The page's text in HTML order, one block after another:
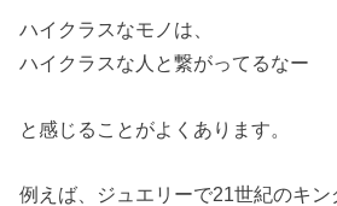
ハイクラスなモノは、
ハイクラスな人と繋がってるなー
と感じることがよくあります。
例えば、ジュエリーで21世紀のキ